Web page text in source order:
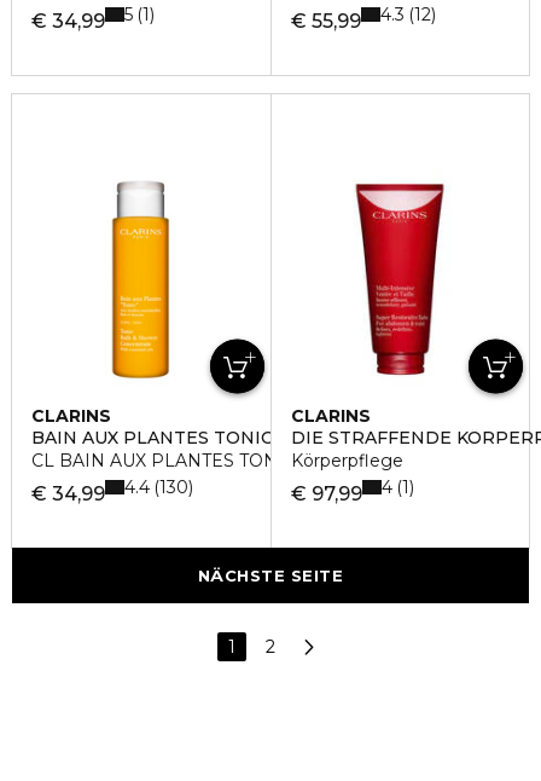
€ 34,99 5 1 € 55,99 4.3 12
CLARINS
BAIN AUX PLANTES TONIC
CL BAIN AUX PLANTES TONIC BADE
€ 34,99 4.4 130
CLARINS
DIE STRAFFENDE
Körperpflege
€ 97,99 4 1
NÄCHSTE SEITE
1 2